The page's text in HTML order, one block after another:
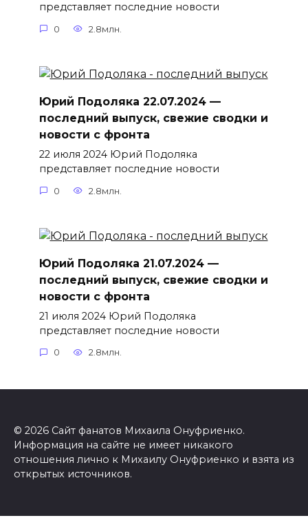
представляет последние новости
0 2.8млн.
Юрий Подоляка 22.07.2024 —
последний выпуск, свежие сводки и
новости с фронта
22 июля 2024 Юрий Подоляка
представляет последние новости
0 2.8млн.
Юрий Подоляка 21.07.2024 —
последний выпуск, свежие сводки и
новости с фронта
21 июля 2024 Юрий Подоляка
представляет последние новости
0 2.8млн.
© 2026 Сайт фанатов Михаила Онуфриенко.
Информация на сайте не имеет никакого
отношения лично к Михаилу Онуфриенко и взята из
открытых источников.